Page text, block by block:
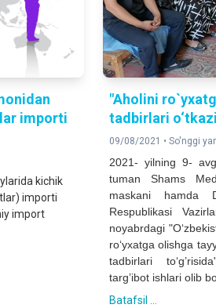
importi
kichik
importi
import
"Aholini
tadbirlari
09/08/2021 • So'nggi
2021- yilning 9-
tuman Shams
maskani hamda
Respublikasi
noyabrdagi
ro‘yxatga olishga
tadbirlari
targ’ibot ishlari olib
Batafsil ...